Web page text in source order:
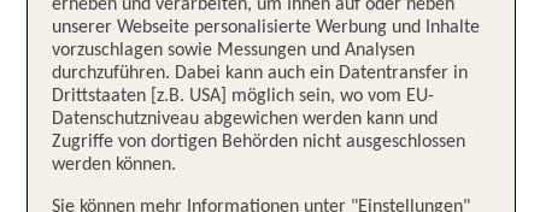
erheben und verarbeiten, um Ihnen auf oder neben
unserer Webseite personalisierte Werbung und Inhalte
vorzuschlagen sowie Messungen und Analysen
durchzuführen. Dabei kann auch ein Datentransfer in
Drittstaaten [z.B. USA] möglich sein, wo vom EU-
Datenschutzniveau abgewichen werden kann und
Zugriffe von dortigen Behörden nicht ausgeschlossen
werden können.
Sie können mehr Informationen unter "Einstellungen"